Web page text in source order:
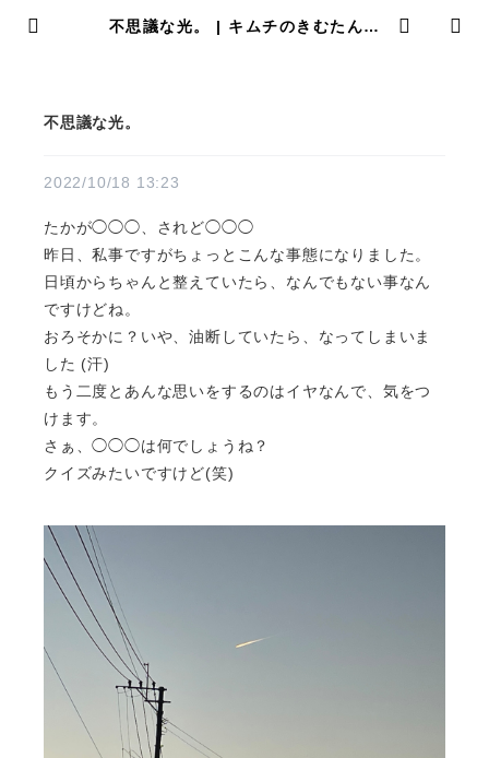
不思議な光。 | キムチのきむたんど
不思議な光。
2022/10/18 13:23
たかが◯◯◯、されど◯◯◯
昨日、私事ですがちょっとこんな事態になりました。
日頃からちゃんと整えていたら、なんでもない事なん
ですけどね。
おろそかに？いや、油断していたら、なってしまいま
した (汗)
もう二度とあんな思いをするのはイヤなんで、気をつ
けます。
さぁ、◯◯◯は何でしょうね？
クイズみたいですけど(笑)